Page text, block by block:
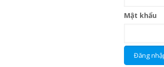
Mật khẩu